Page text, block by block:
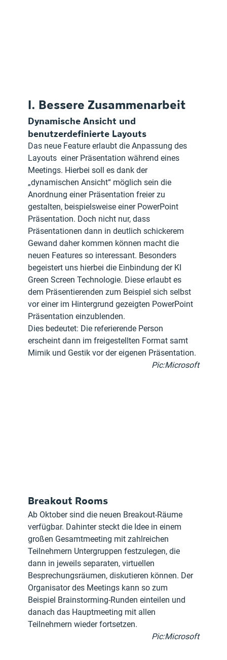
I. Bessere Zusammenarbeit
Dynamische Ansicht und
benutzerdefinierte Layouts
Das neue Feature erlaubt die Anpassung des
Layouts  einer Präsentation während eines
Meetings. Hierbei soll es dank der
„dynamischen Ansicht“ möglich sein die
Anordnung einer Präsentation freier zu
gestalten, beispielsweise einer PowerPoint
Präsentation. Doch nicht nur, dass
Präsentationen dann in deutlich schickerem
Gewand daher kommen können macht die
neuen Features so interessant. Besonders
begeistert uns hierbei die Einbindung der KI
Green Screen Technologie. Diese erlaubt es
dem Präsentierenden zum Beispiel sich selbst
vor einer im Hintergrund gezeigten PowerPoint
Präsentation einzublenden.
Dies bedeutet: Die referierende Person
erscheint dann im freigestellten Format samt
Mimik und Gestik vor der eigenen Präsentation.
Pic:Microsoft
Breakout Rooms
Ab Oktober sind die neuen Breakout-Räume
verfügbar. Dahinter steckt die Idee in einem
großen Gesamtmeeting mit zahlreichen
Teilnehmern Untergruppen festzulegen, die
dann in jeweils separaten, virtuellen
Besprechungsräumen, diskutieren können. Der
Organisator des Meetings kann so zum
Beispiel Brainstorming-Runden einteilen und
danach das Hauptmeeting mit allen
Teilnehmern wieder fortsetzen.
Pic:Microsoft